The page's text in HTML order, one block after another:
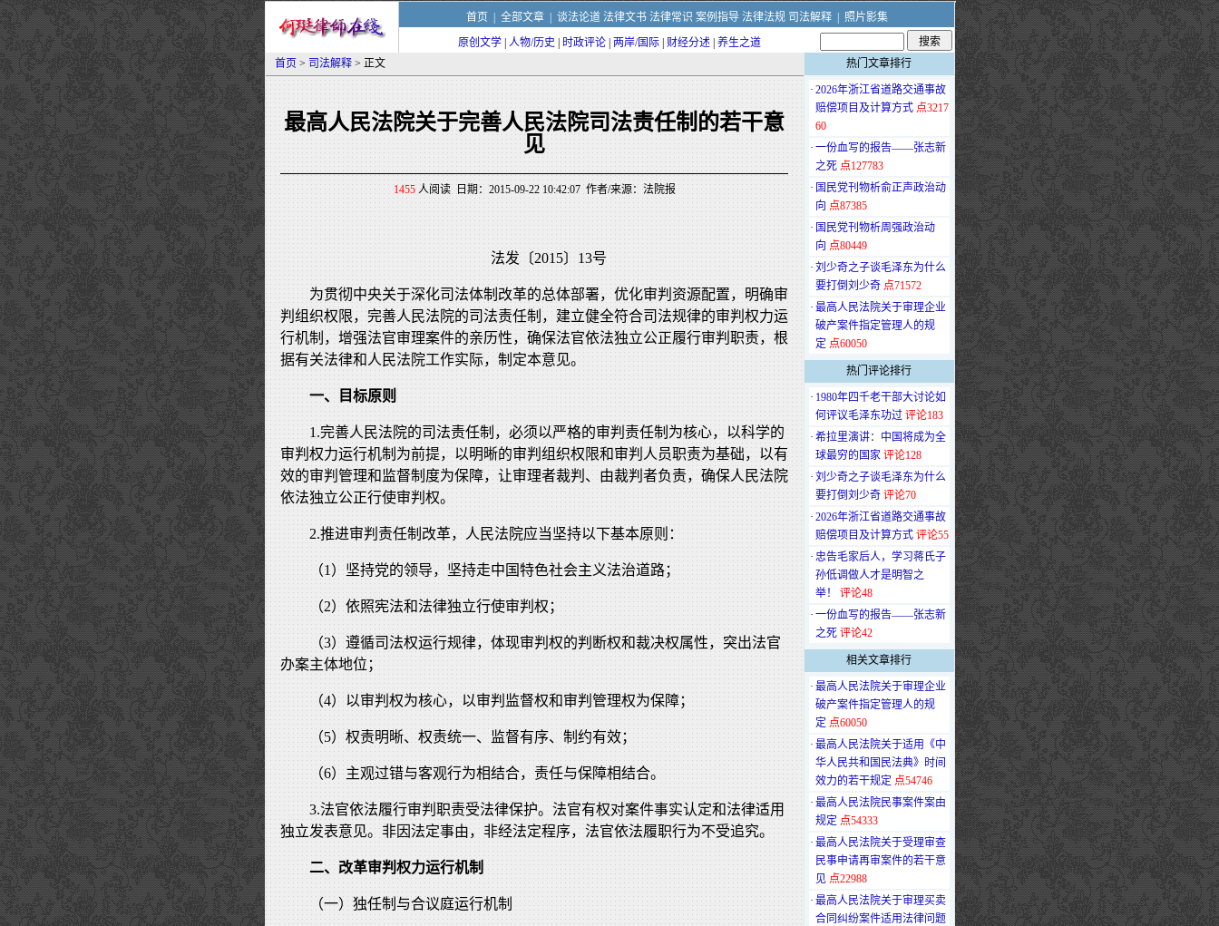
首页 全部文章| 谈法论道 法律文书 法律常识 案例指导 法律法规 司法解释|
照片影集
原创文学 人物/历史 时政评论 两岸/国际 财经分述 养生之道
首页 > 司法解释> 正文
最高人民法院关于完善人民法院司法责任制的若干意
见
1455人阅读 日期：2015-09-22 10:42:07 作者/来源：法院报
法发〔2015〕13号
为贯彻中央关于深化司法体制改革的总体部署，优化审判资源配置，明确审
判组织权限，完善人民法院的司法责任制，建立健全符合司法规律的审判权力运
行机制，增强法官审理案件的亲历性，确保法官依法独立公正履行审判职责，根
据有关法律和人民法院工作实际，制定本意见。
一、目标原则
1.完善人民法院的司法责任制，必须以严格的审判责任制为核心，以科学的
审判权力运行机制为前提，以明晰的审判组织权限和审判人员职责为基础，以有
效的审判管理和监督制度为保障，让审理者裁判、由裁判者负责，确保人民法院
依法独立公正行使审判权。
2.推进审判责任制改革，人民法院应当坚持以下基本原则：
（1）坚持党的领导，坚持走中国特色社会主义法治道路；
（2）依照宪法和法律独立行使审判权；
（3）遵循司法权运行规律，体现审判权的判断权和裁决权属性，突出法官
办案主体地位；
（4）以审判权为核心，以审判监督权和审判管理权为保障；
（5）权责明晰、权责统一、监督有序、制约有效；
（6）主观过错与客观行为相结合，责任与保障相结合。
3.法官依法履行审判职责受法律保护。法官有权对案件事实认定和法律适用
独立发表意见。非因法定事由，非经法定程序，法官依法履职行为不受追究。
二、改革审判权力运行机制
（一）独任制与合议庭运行机制
热门文章排行
· 2026年浙江省道路交通事故
赔偿项目及计算方式 点3217
60
· 一份血写的报告——张志新
之死 点127783
· 国民党刊物析俞正声政治动
向 点87385
· 国民党刊物析周强政治动
向 点80449
· 刘少奇之子谈毛泽东为什么
要打倒刘少奇 点71572
· 最高人民法院关于审理企业
破产案件指定管理人的规
定 点60050
热门评论排行
· 1980年四千老干部大讨论如
何评议毛泽东功过 评论183
· 希拉里演讲：中国将成为全
球最穷的国家 评论128
· 刘少奇之子谈毛泽东为什么
要打倒刘少奇 评论70
· 2026年浙江省道路交通事故
赔偿项目及计算方式 评论55
· 忠告毛家后人，学习蒋氏子
孙低调做人才是明智之
举！
评论48
· 一份血写的报告——张志新
之死 评论42
相关文章排行
· 最高人民法院关于审理企业
破产案件指定管理人的规
定 点60050
· 最高人民法院关于适用《中
华人民共和国民法典》时间
效力的若干规定 点54746
· 最高人民法院民事案件案由
规定 点54333
· 最高人民法院关于受理审查
民事申请再审案件的若干意
见 点22988
· 最高人民法院关于审理买卖
合同纠纷案件适用法律问题